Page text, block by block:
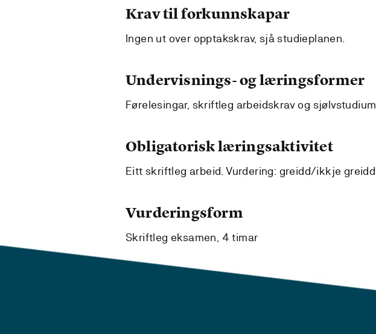
Krav til forkunnskapar
Ingen ut over opptakskrav, sjå studieplanen.
Undervisnings- og læringsformer
Førelesingar, skriftleg arbeidskrav og sjølvstudium.
Obligatorisk læringsaktivitet
Eitt skriftleg arbeid. Vurdering: greidd/ikkje greidd
Vurderingsform
Skriftleg eksamen, 4 timar